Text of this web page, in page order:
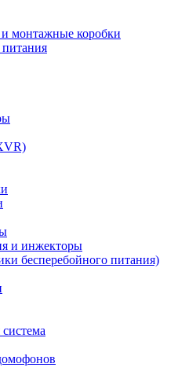
монтажные коробки
питания
и инжекторы
бесперебойного питания)